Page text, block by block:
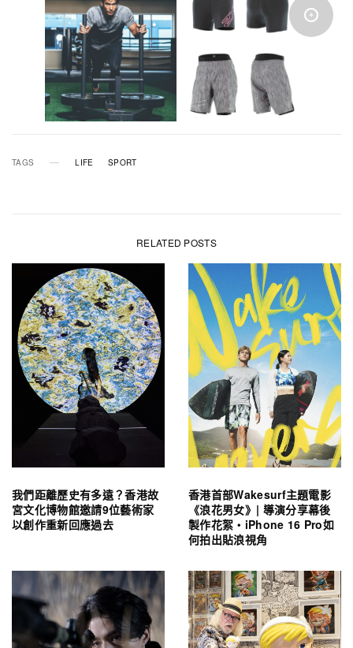
TAGS LIFE SPORT
RELATED POSTS
我們距離歷史有多遠？香港故
宮文化博物館邀請9位藝術家
以創作重新回應過去
香港首部Wakesurf主題電影
《浪花男女》| 導演分享幕後
製作花絮・iPhone 16 Pro如
何拍出貼浪視角